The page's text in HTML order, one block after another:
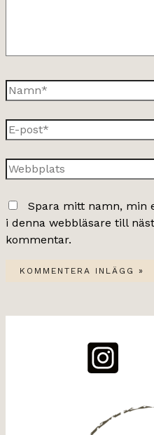
Namn*
E-
post*
Webbplats
Spara mitt namn, min
i denna webbläsare till
kommentar.